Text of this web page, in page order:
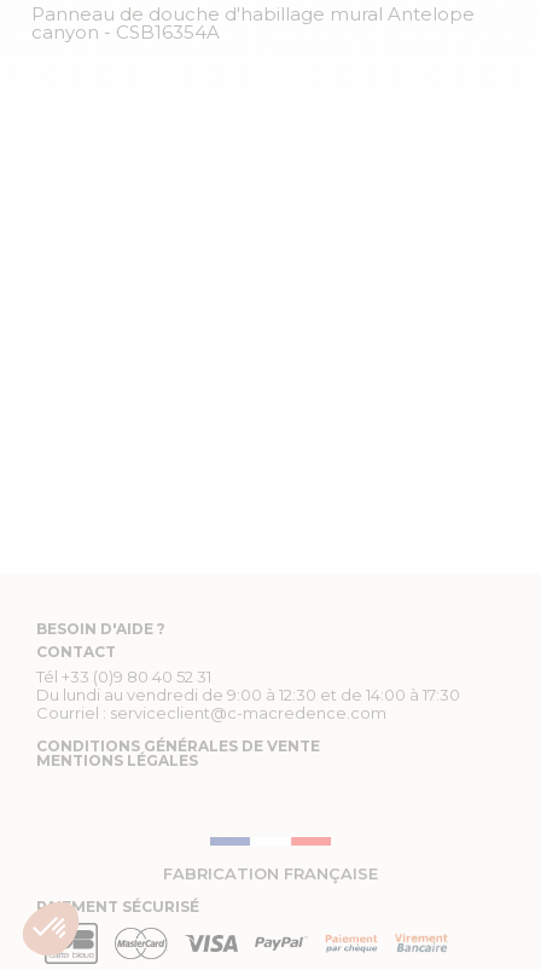
Panneau de douche d'habillage mural Antelope
canyon - CSB16354A
BESOIN D'AIDE ?
CONTACT
Tél +33 (0)9 80 40 52 31
Du lundi au vendredi de 9:00 à 12:30 et de 14:00 à 17:30
Courriel : serviceclient@c-macredence.com
CONDITIONS GÉNÉRALES DE VENTE
MENTIONS LÉGALES
FABRICATION FRANÇAISE
PAIEMENT SÉCURISÉ